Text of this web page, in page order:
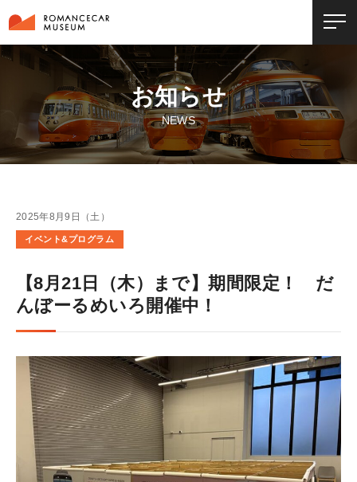
お知らせ
NEWS
2025年8月9日（土）
イベント&プログラム
【8月21日（木）まで】期間限定！ だ
んぼーるめいろ開催中！